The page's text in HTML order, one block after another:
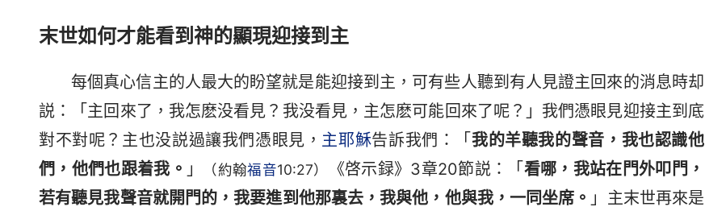
末世如何才能看到神的顯現迎接到主
每個真心信主的人最大的盼望就是能迎接到主，可有些人聽到有人見證主回來的消息時却
説：「主回來了，我怎麽没看見？我没看見，主怎麽可能回來了呢？」我們憑眼見迎接主到底
對不對呢？主也没説過讓我們憑眼見， 主耶穌告訴我們：「我的羊聽我的聲音，我也認識他
們，他們也跟着我。 」 （約翰福音10:27） 《啓示録》3章20節説：「 看哪，我站在門外叩門，
若有聽見我聲音就開門的，我要進到他那裏去，我與他，他與我，一同坐席。 」主末世再來是